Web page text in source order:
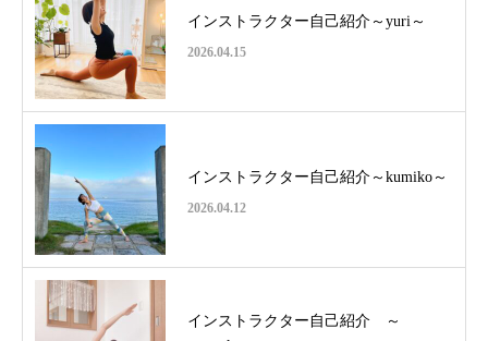
インストラクター自己紹介～yuri～
2026.04.15
インストラクター自己紹介～kumiko～
2026.04.12
インストラクター自己紹介 ～